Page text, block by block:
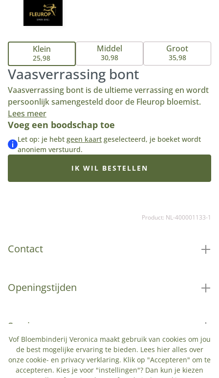
Vaasverrassing bont
Vaasverrassing bont is de ultieme verrassing en wordt
persoonlijk samengesteld door de Fleurop bloemist.
De vaasverrassing is een combinatie van een moderne
vaas beschikbaar in 3 formaten - klein, middel en groot
- met mooie verse seizoensbloemen. De bloemist kiest
de bloemen, snijdt deze voor levering schuin af en
Vaasverrassing bont wordt geleverd inclusief vaas. De
hoogte van de vaas is afhankelijk van het gekozen
door de Fleurop bloemist met de op dat moment
Lees meer
Klein
25,98
Middel
30,98
Groot
35,98
Voeg een boodschap toe
Let op: je hebt geen kaart geselecteerd, je boeket wordt
anoniem verstuurd.
IK WIL BESTELLEN
Product: NL-400001133-1
Contact
Openingstijden
Service
Populaire categorieën
Vof Bloembinderij Veronica maakt gebruik van cookies om jou
de best mogelijke ervaring te bieden. Lees hieralles over
onze cookie- en privacy verklaring. Klik op "Accepteren" om te
accepteren. Kies je voor "instellingen"? Dan kun je kiezen